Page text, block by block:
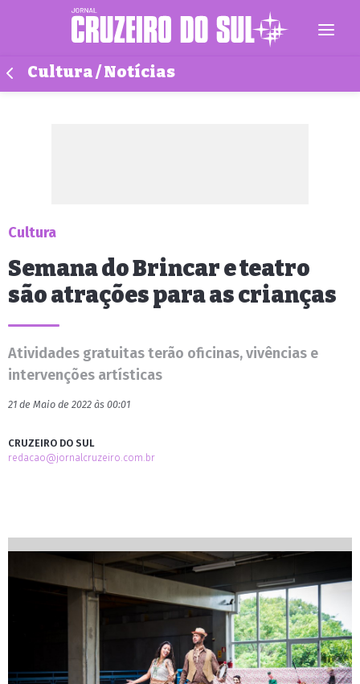
Cultura / Notícias
Cultura
Semana do Brincar e teatro
são atrações para as crianças
Atividades gratuitas terão oficinas, vivências e
intervenções artísticas
21 de Maio de 2022 às 00:01
CRUZEIRO DO SUL
redacao@jornalcruzeiro.com.br